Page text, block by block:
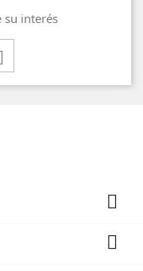
su interés

